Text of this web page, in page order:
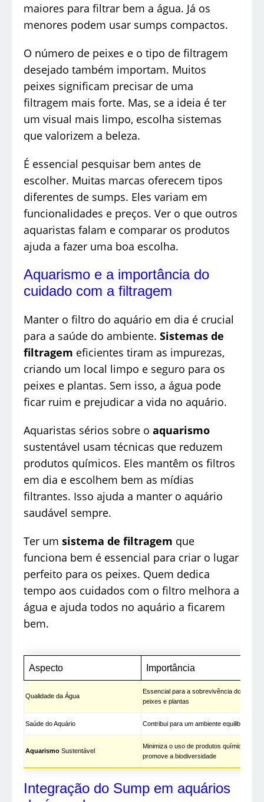
maiores para filtrar bem a água. Já os
menores podem usar sumps compactos.
O número de peixes e o tipo de filtragem
desejado também importam. Muitos
peixes significam precisar de uma
filtragem mais forte. Mas, se a ideia é ter
um visual mais limpo, escolha sistemas
que valorizem a beleza.
É essencial pesquisar bem antes de
escolher. Muitas marcas oferecem tipos
diferentes de sumps. Eles variam em
funcionalidades e preços. Ver o que outros
aquaristas falam e comparar os produtos
ajuda a fazer uma boa escolha.
Aquarismo e a importância do
cuidado com a filtragem
Manter o filtro do aquário em dia é crucial
para a saúde do ambiente. Sistemas de
filtragem eficientes tiram as impurezas,
criando um local limpo e seguro para os
peixes e plantas. Sem isso, a água pode
ficar ruim e prejudicar a vida no aquário.
Aquaristas sérios sobre o aquarismo
sustentável usam técnicas que reduzem
produtos químicos. Eles mantêm os filtros
em dia e escolhem bem as mídias
filtrantes. Isso ajuda a manter o aquário
saudável sempre.
Ter um sistema de filtragem que
funciona bem é essencial para criar o lugar
perfeito para os peixes. Quem dedica
tempo aos cuidados com o filtro melhora a
água e ajuda todos no aquário a ficarem
bem.
Aspecto Importância
Qualidade da Água
Essencial para a sobrevivência dos
peixes e plantas
Saúde do Aquário Contribui para um ambiente equilibrado
Aquarismo Sustentável
Minimiza o uso de produtos químicos e
promove a biodiversidade
Integração do Sump em aquários